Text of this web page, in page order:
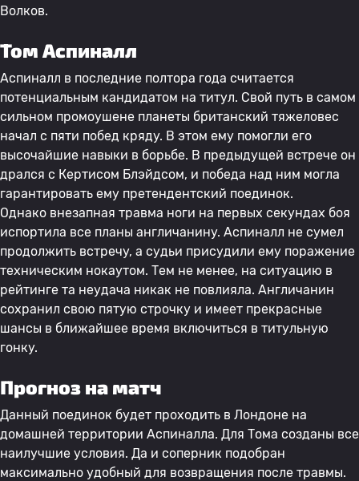
Волков.
Том Аспиналл
Аспиналл в последние полтора года считается
потенциальным кандидатом на титул. Свой путь в самом
сильном промоушене планеты британский тяжеловес
начал с пяти побед кряду. В этом ему помогли его
высочайшие навыки в борьбе. В предыдущей встрече он
дрался с Кертисом Блэйдсом, и победа над ним могла
гарантировать ему претендентский поединок.
Однако внезапная травма ноги на первых секундах боя
испортила все планы англичанину. Аспиналл не сумел
продолжить встречу, а судьи присудили ему поражение
техническим нокаутом. Тем не менее, на ситуацию в
рейтинге та неудача никак не повлияла. Англичанин
сохранил свою пятую строчку и имеет прекрасные
шансы в ближайшее время включиться в титульную
гонку.
Прогноз на матч
Данный поединок будет проходить в Лондоне на
домашней территории Аспиналла. Для Тома созданы все
наилучшие условия. Да и соперник подобран
максимально удобный для возвращения после травмы.